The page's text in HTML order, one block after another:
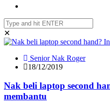
✕
Senior Nak Roger
18/12/2019
Nak beli laptop second
membantu